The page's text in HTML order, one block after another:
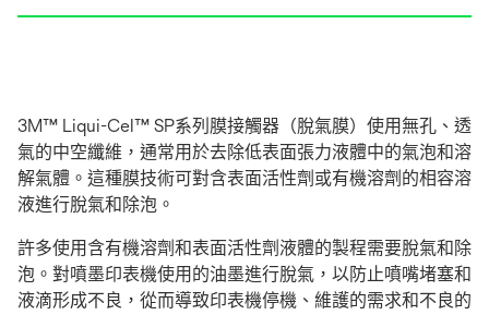
3M™ Liqui-Cel™ SP系列膜接觸器（脫氣膜）使用無孔、透
氣的中空纖維，通常用於去除低表面張力液體中的氣泡和溶
解氣體。這種膜技術可對含表面活性劑或有機溶劑的相容溶
液進行脫氣和除泡。
許多使用含有機溶劑和表面活性劑液體的製程需要脫氣和除
泡。對噴墨印表機使用的油墨進行脫氣，以防止噴嘴堵塞和
液滴形成不良，從而導致印表機停機、維護的需求和不良的